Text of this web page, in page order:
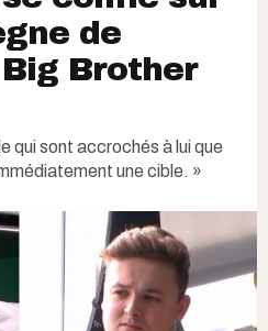
de
Brother
qui sont accrochés à lui que
une cible. »